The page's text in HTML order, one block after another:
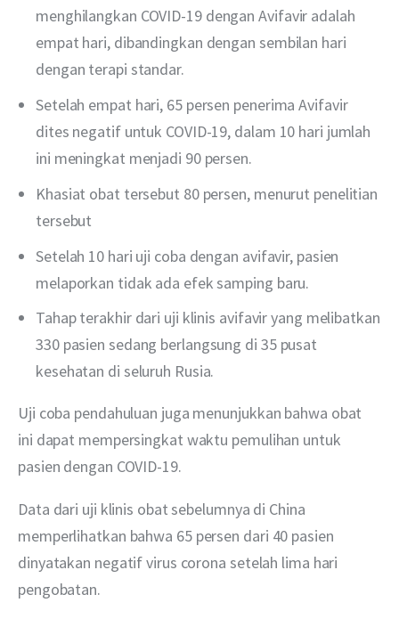
menghilangkan COVID-19 dengan Avifavir adalah
empat hari, dibandingkan dengan sembilan hari
dengan terapi standar.
Setelah empat hari, 65 persen penerima Avifavir
dites negatif untuk COVID-19, dalam 10 hari jumlah
ini meningkat menjadi 90 persen.
Khasiat obat tersebut 80 persen, menurut penelitian
tersebut
Setelah 10 hari uji coba dengan avifavir, pasien
melaporkan tidak ada efek samping baru.
Tahap terakhir dari uji klinis avifavir yang melibatkan
330 pasien sedang berlangsung di 35 pusat
kesehatan di seluruh Rusia.
Uji coba pendahuluan juga menunjukkan bahwa obat
ini dapat mempersingkat waktu pemulihan untuk
pasien dengan COVID-19.
Data dari uji klinis obat sebelumnya di China
memperlihatkan bahwa 65 persen dari 40 pasien
dinyatakan negatif virus corona setelah lima hari
pengobatan.